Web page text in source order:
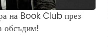
на Book Club през
обсъдим!